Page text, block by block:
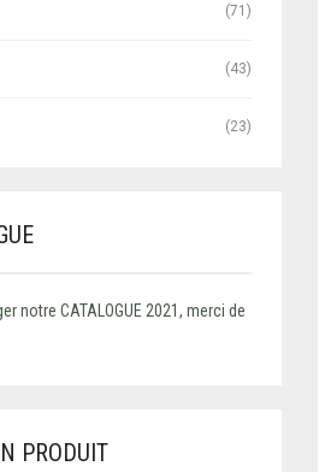
(71)
(43)
(23)
notre CATALOGUE 2021, merci de
PRODUIT